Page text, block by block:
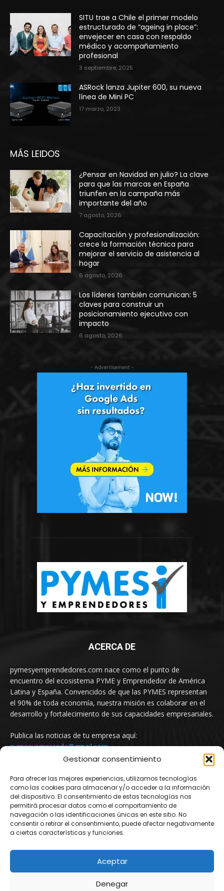
Gestionar consentimiento
Para ofrecer las mejores experiencias, utilizamos tecnologías
como las cookies para almacenar y/o acceder a la información
del dispositivo. El consentimiento de estas tecnologías nos
permitirá procesar datos como el comportamiento de
navegación o las identificaciones únicas en este sitio. No
consentir o retirar el consentimiento, puede afectar negativamente
a ciertas características y funciones.
Aceptar
Denegar
SITU trae a Chile el primer modelo
estructurado de “ageing in place”:
envejecer en casa con respaldo
médico y acompañamiento
profesional
3 septiembre, 2025
ASRock lanza Jupiter 600, su nueva
línea de Mini PC
17 marzo, 2023
MÁS LEIDOS
¿Pensar en Navidad en julio? La clave
para que las marcas en España
triunfen en la campaña más
importante del año
7 agosto, 2026
Capacitación y profesionalización:
crece la formación técnica para
mejorar el servicio de asistencia al
hogar
6 agosto, 2026
Los líderes también comunican: 5
claves para construir un
posicionamiento ejecutivo con
impacto
6 agosto, 2026
- Advertisement -
ACERCA DE
pymesyemprendedores.com nace como el punto de
encuentro del ecosistema PYME y Emprendedor de América
Latina y España. Convencidos de que las PYMES representan
el 90% de toda economía, nuestra misión es colaborar en el
desarrollo y fortalecimiento de sus capacidades empresariales.
Publica las noticias de tu empresa aquí:
pymesyemprende@gmail.com
SÍGUENOS
© Newspaper WordPress Theme by TagDiv
Uruguay Chile